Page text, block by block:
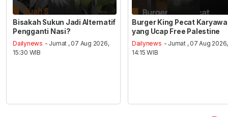
Bisakah Sukun Jadi Alternatif
Pengganti Nasi?
Dailynews - Jumat , 07 Aug 2026,
15:30 WIB
Burger King Pecat
yang Ucap Free Palestine
Dailynews - Jumat , 07 Aug 2026,
14:15 WIB